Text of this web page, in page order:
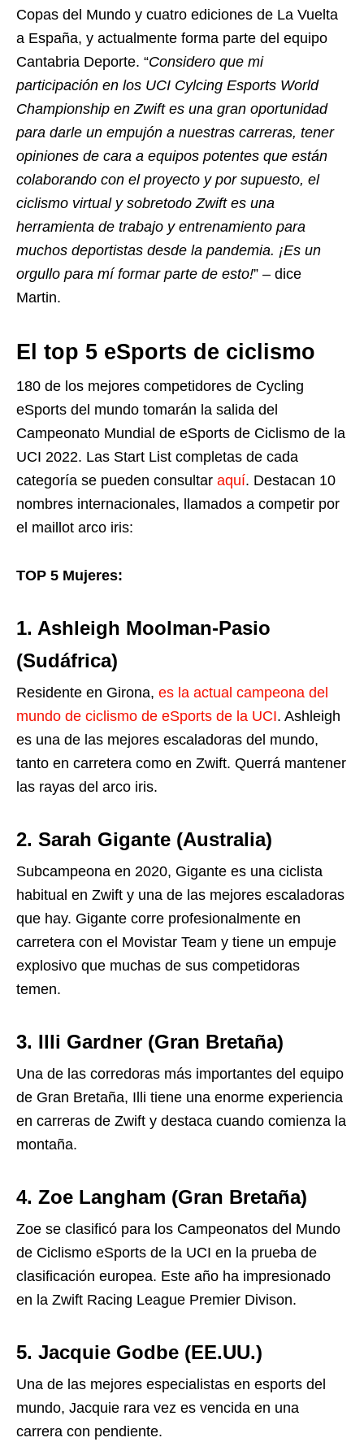
Copas del Mundo y cuatro ediciones de La Vuelta
a España, y actualmente forma parte del equipo
Cantabria Deporte. “Considero que mi
participación en los UCI Cylcing Esports World
Championship en Zwift es una gran oportunidad
para darle un empujón a nuestras carreras, tener
opiniones de cara a equipos potentes que están
colaborando con el proyecto y por supuesto, el
ciclismo virtual y sobretodo Zwift es una
herramienta de trabajo y entrenamiento para
muchos deportistas desde la pandemia. ¡Es un
orgullo para mí formar parte de esto!” – dice
Martin.
El top 5 eSports de ciclismo
180 de los mejores competidores de Cycling
eSports del mundo tomarán la salida del
Campeonato Mundial de eSports de Ciclismo de la
UCI 2022. Las Start List completas de cada
categoría se pueden consultar aquí. Destacan 10
nombres internacionales, llamados a competir por
el maillot arco iris:
TOP 5 Mujeres:
1. Ashleigh Moolman-Pasio
(Sudáfrica)
Residente en Girona, es la actual campeona del
mundo de ciclismo de eSports de la UCI. Ashleigh
es una de las mejores escaladoras del mundo,
tanto en carretera como en Zwift. Querrá mantener
las rayas del arco iris.
2. Sarah Gigante (Australia)
Subcampeona en 2020, Gigante es una ciclista
habitual en Zwift y una de las mejores escaladoras
que hay. Gigante corre profesionalmente en
carretera con el Movistar Team y tiene un empuje
explosivo que muchas de sus competidoras
temen.
3. Illi Gardner (Gran Bretaña)
Una de las corredoras más importantes del equipo
de Gran Bretaña, Illi tiene una enorme experiencia
en carreras de Zwift y destaca cuando comienza la
montaña.
4. Zoe Langham (Gran Bretaña)
Zoe se clasificó para los Campeonatos del Mundo
de Ciclismo eSports de la UCI en la prueba de
clasificación europea. Este año ha impresionado
en la Zwift Racing League Premier Divison.
5. Jacquie Godbe (EE.UU.)
Una de las mejores especialistas en esports del
mundo, Jacquie rara vez es vencida en una
carrera con pendiente.